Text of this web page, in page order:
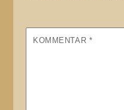
KOMMENTAR *